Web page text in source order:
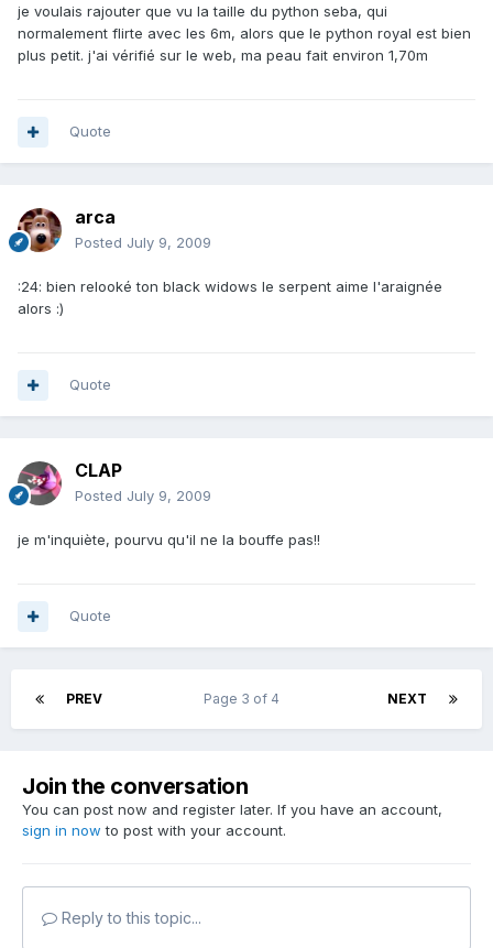
je voulais rajouter que vu la taille du python seba, qui
normalement flirte avec les 6m, alors que le python royal est bien
plus petit. j'ai vérifié sur le web, ma peau fait environ 1,70m
Quote
arca
Posted July 9, 2009
:24: bien relooké ton black widows le serpent aime l'araignée
alors :)
Quote
CLAP
Posted July 9, 2009
je m'inquiète, pourvu qu'il ne la bouffe pas!!
Quote
PREV NEXT
Page 3 of 4
Join the conversation
You can post now and register later. If you have an account,
sign in now to post with your account.
Reply to this topic...